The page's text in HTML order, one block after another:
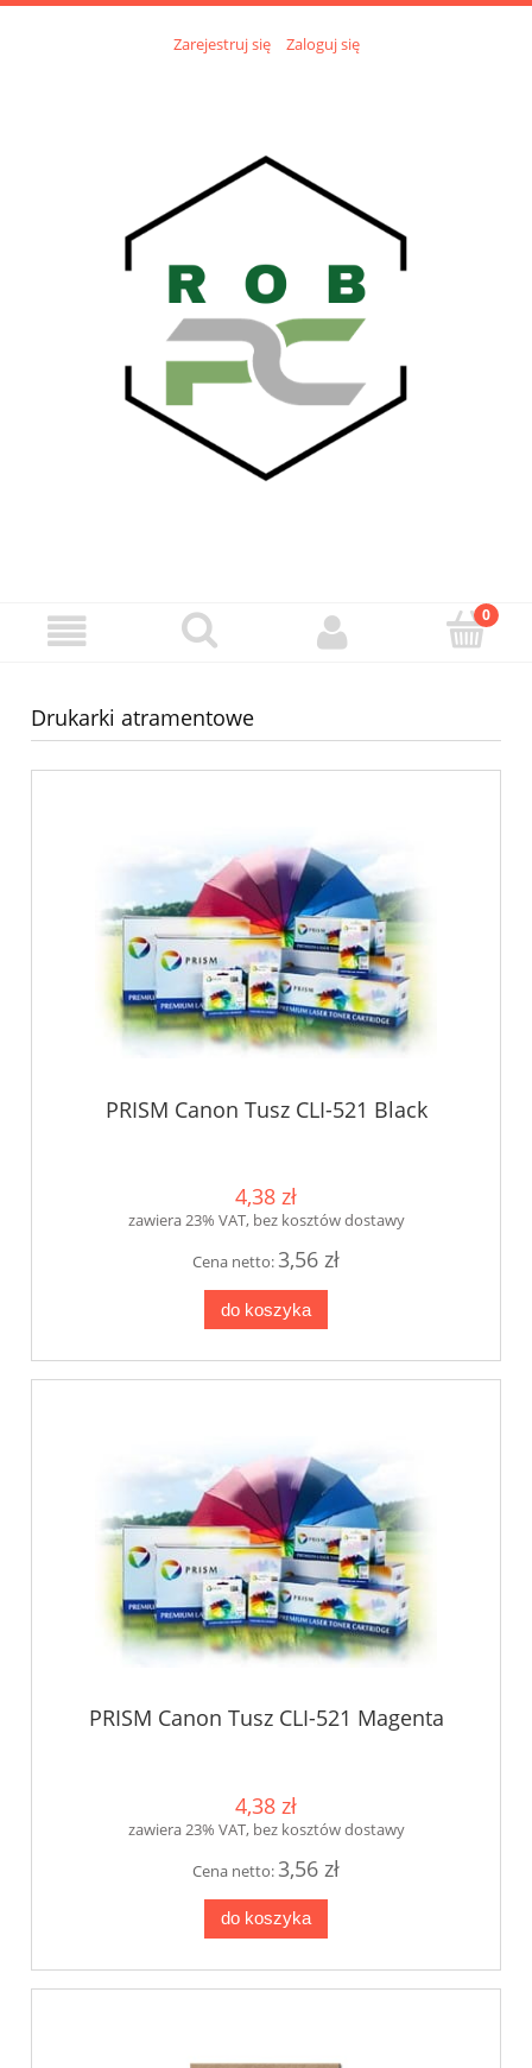
Zarejestruj się Zaloguj się
Drukarki atramentowe
PRISM Canon Tusz CLI-521 Black
4,38 zł
zawiera 23% VAT, bez kosztów dostawy
Cena netto:3,56 zł
do koszyka
PRISM Canon Tusz CLI-521 Magenta
4,38 zł
zawiera 23% VAT, bez kosztów dostawy
Cena netto:3,56 zł
do koszyka